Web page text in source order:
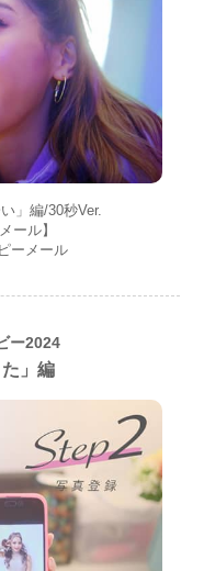
」編/30秒Ver.
ール】
ーメール
ー2024
た」編